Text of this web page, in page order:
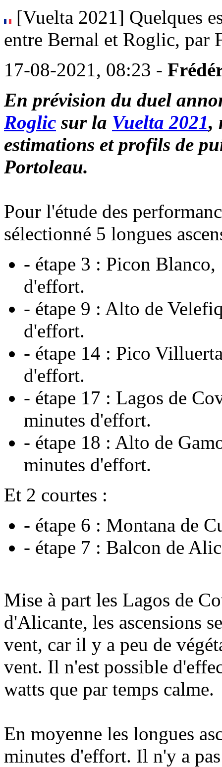
[Vuelta 2021] Quelques
entre Bernal et Roglic, par
17-08-2021, 08:23 -
En prévision du duel
Roglic sur la Vuelta 2021,
estimations et profils de
Portoleau.
Pour l'étude des
sélectionné 5 longues
- étape 3 : Picon
d'effort.
- étape 9 : Alto de
d'effort.
- étape 14 : Pico
d'effort.
- étape 17 : Lagos de
minutes d'effort.
- étape 18 : Alto de
minutes d'effort.
Et 2 courtes :
- étape 6 : Montana de
- étape 7 : Balcon de
Mise à part les Lagos de
d'Alicante, les ascensions
vent, car il y a peu de
vent. Il n'est possible
watts que par temps calme.
En moyenne les longues
minutes d'effort. Il n'y a